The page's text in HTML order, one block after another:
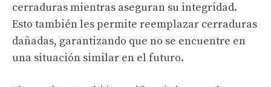
cerraduras mientras aseguran su integridad.
Esto también les permite reemplazar cerraduras
dañadas, garantizando que no se encuentre en
una situación similar en el futuro.